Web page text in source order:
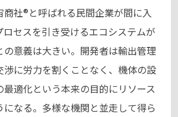
社®と呼ばれる民間企業が間に入
ロセスを引き受けるエコシステムが
意義は大きい。開発者は輸出管理
渉に労力を割くことなく、機体の設
適化という本来の目的にリソース
になる。多様な機関と並走して得ら